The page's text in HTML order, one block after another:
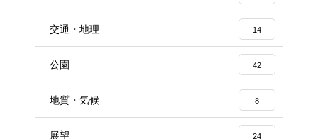
交通・地理 14
公園 42
地質・気候 8
展望 24